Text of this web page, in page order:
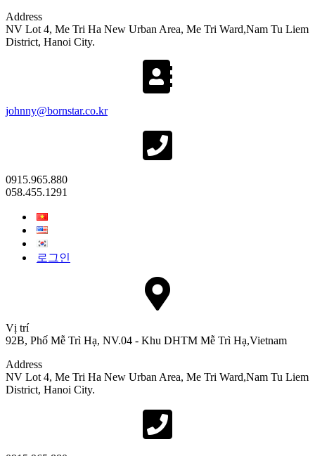
số điện thoại di động, email, lịch sử sử dụng dịch vụ,
nhật ký truy cập, cookie, địa chỉ IP truy cập
3. Thời gian lưu trữ và sử dụng thông tin cá nhân
khi hoàn thành mục đích thu thập hoặc theo yêu cầu của
trong thời gian quy định vì lý do dưới đây:
1) Lưu trữ theo chính sách nội bộ của công ty
- Nội dung tư vấn về yêu cầu dịch vụ, hỗ trợ và các vấn
đề liên quan
- Lý do lưu trữ: Xác nhận lịch sử tư vấn và sử dụng làm
tài liệu giải quyết tranh chấp
- Thời gian lưu trữ: 5 năm sau khi hoàn tất tư vấn
Theo Luật giao dịch điện tử, Luật bảo vệ người tiêu
dùng trong thương mại điện tử và các quy định pháp luật
trong thời gian quy định bởi pháp luật. Trong trường hợp
này, công ty chỉ sử dụng thông tin được lưu trữ cho mục
Người dùng có quyền từ chối đồng ý với việc thu thập và
sử dụng thông tin cá nhân của công ty. Tuy nhiên, xin lưu
ý rằng nếu từ chối , việc đăng ký dịch vụ không được
Address
NV Lot 4, Me Tri Ha New Urban Area, Me Tri Ward,Nam Tu Liem
District, Hanoi City.
johnny@bornstar.co.kr
0915.965.880
058.455.1291
로그인
Vị trí
92B, Phố Mễ Trì Hạ, NV.04 - Khu DHTM Mễ Trì Hạ,Vietnam
Address
NV Lot 4, Me Tri Ha New Urban Area, Me Tri Ward,Nam Tu Liem
District, Hanoi City.